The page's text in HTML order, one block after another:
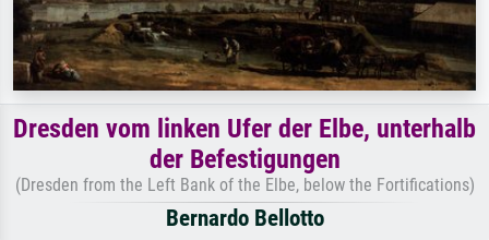
Dresden vom linken Ufer der Elbe, unterhalb
der Befestigungen
(Dresden from the Left Bank of the Elbe, below the Fortifications)
Bernardo Bellotto